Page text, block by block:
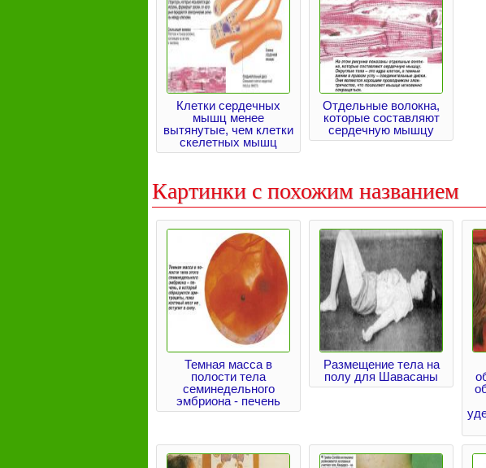
Клетки сердечных
мышц менее
вытянутые, чем клетки
скелетных мышц
Отдельные волокна,
которые составляют
сердечную мышцу
Картинки с похожим названием
Темная масса в
полости тела
семинедельного
эмбриона - печень
Размещение тела на
полу для Шавасаны